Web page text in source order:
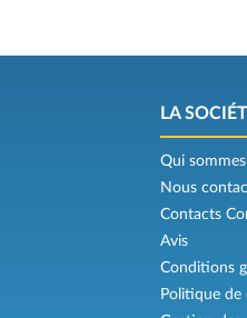
LA
Qui
Nous
Contacts
Avis
Conditions
Politique